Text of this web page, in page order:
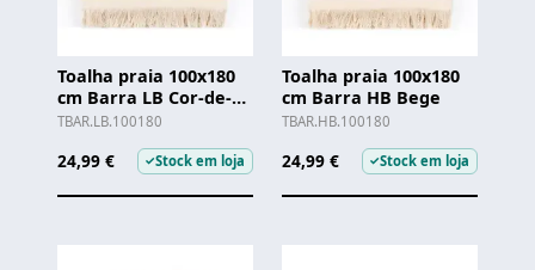
Toalha praia 100x180
cm Barra LB Cor-de-
laranja
TBAR.LB.100180
24,99 € ✓Stock em loja
Toalha praia 100x180
cm Barra HB Bege
TBAR.HB.100180
24,99 € ✓Stock em loja